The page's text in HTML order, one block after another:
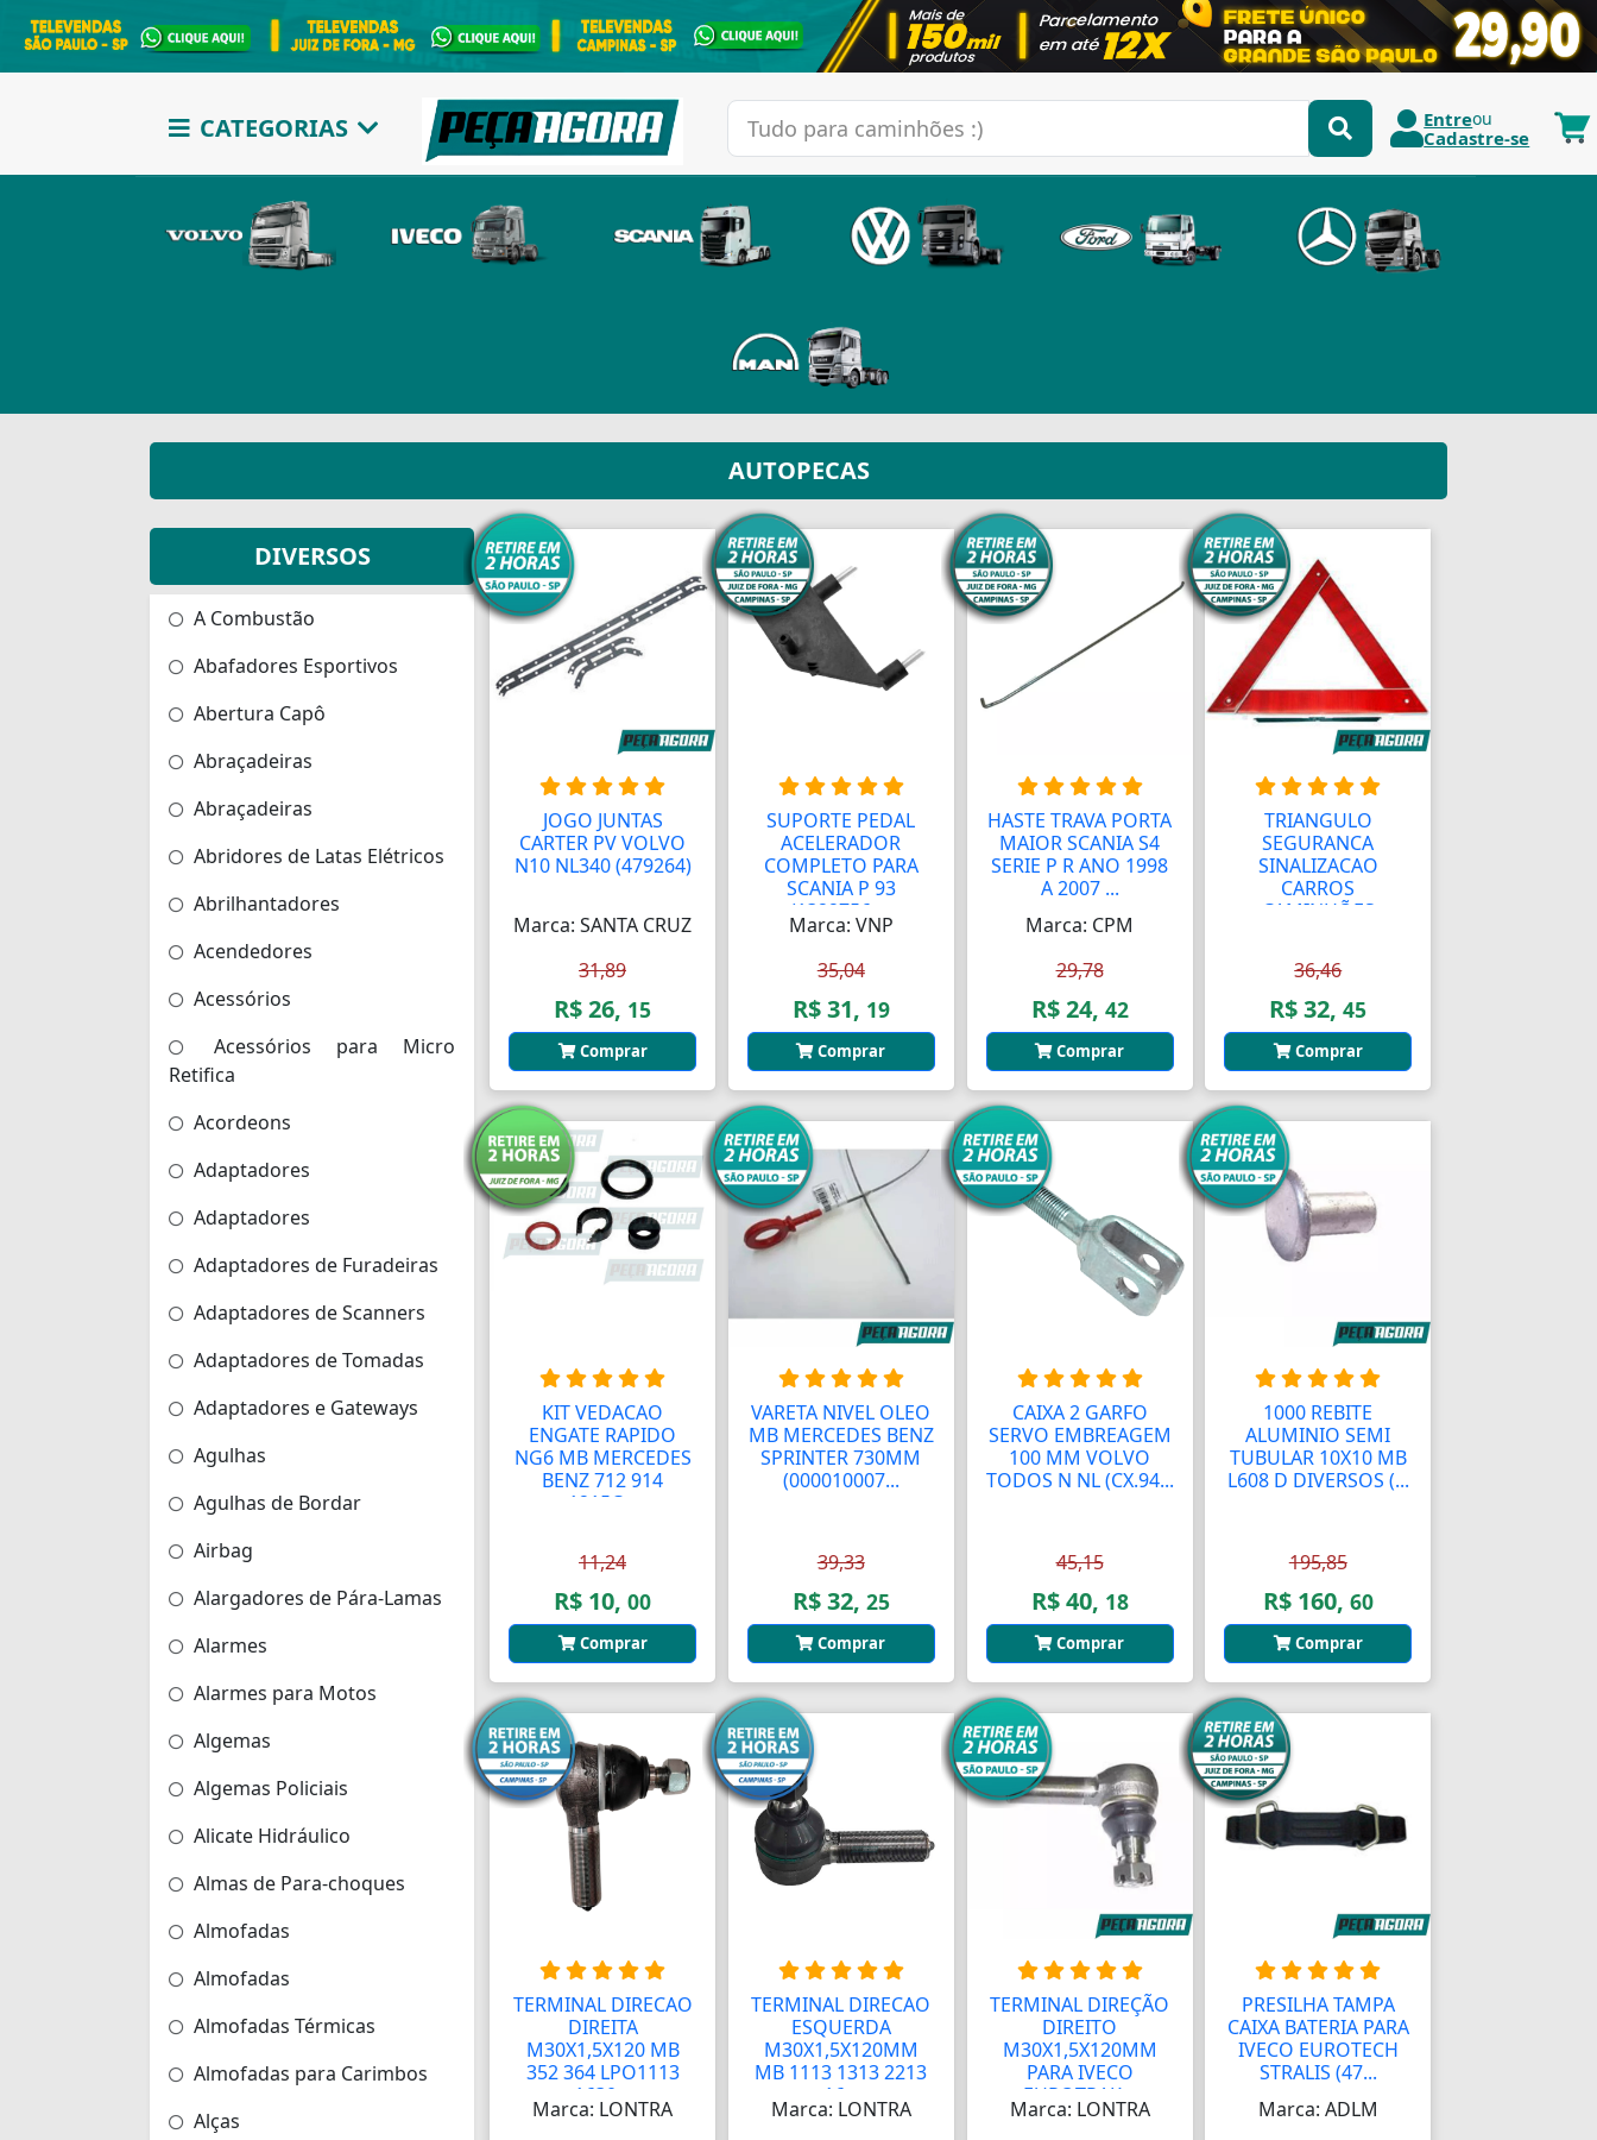
CATEGORIAS Entreou
Cadastre-se
AUTOPECAS
DIVERSOS
A Combustão
Abafadores Esportivos
Abertura Capô
Abraçadeiras
Abraçadeiras
Abridores de Latas Elétricos
Abrilhantadores
Acendedores
Acessórios
Acessórios para Micro
Retifica
Acordeons
Adaptadores
Adaptadores
Adaptadores de Furadeiras
Adaptadores de Scanners
Adaptadores de Tomadas
Adaptadores e Gateways
Agulhas
Agulhas de Bordar
Airbag
Alargadores de Pára-Lamas
Alarmes
Alarmes para Motos
Algemas
Algemas Policiais
Alicate Hidráulico
Almas de Para-choques
Almofadas
Almofadas
Almofadas Térmicas
Almofadas para Carimbos
Alças
JOGO JUNTAS
CARTER PV VOLVO
N10 NL340 (479264)
Marca: SANTA CRUZ
31,89
R$ 26, 15
Comprar
SUPORTE PEDAL
ACELERADOR
COMPLETO PARA
SCANIA P 93
(1322756-...
Marca: VNP
35,04
R$ 31, 19
Comprar
HASTE TRAVA PORTA
MAIOR SCANIA S4
SERIE P R ANO 1998
A 2007 ...
Marca: CPM
29,78
R$ 24, 42
Comprar
TRIANGULO
SEGURANCA
SINALIZACAO
CARROS
CAMINHÕES
36,46
R$ 32,45
Comprar
KIT VEDACAO
ENGATE RAPIDO
NG6 MB MERCEDES
BENZ 712 914
1215C...
11,24
R$ 10, 00
Comprar
VARETA NIVEL OLEO
MB MERCEDES BENZ
SPRINTER 730MM
(000010007...
39,33
R$ 32, 25
Comprar
CAIXA 2 GARFO
SERVO EMBREAGEM
100 MM VOLVO
TODOS N NL (CX.94...
45,15
R$ 40, 18
Comprar
1000 REBITE
ALUMINIO SEMI
TUBULAR 10X10 MB
L608 D DIVERSOS (...
195,85
R$ 160, 60
Comprar
TERMINAL DIRECAO
DIREITA
M30X1,5X120 MB
352 364 LPO1113
1630...
Marca: LONTRA
TERMINAL DIRECAO
ESQUERDA
M30X1,5X120MM
MB 1113 1313 2213
16...
Marca: LONTRA
TERMINAL DIREÇÃO
DIREITO
M30X1,5X120MM
PARA IVECO
EUROTRAK...
Marca: LONTRA
PRESILHA TAMPA
CAIXA BATERIA PARA
IVECO EUROTECH
STRALIS (47...
Marca: ADLM